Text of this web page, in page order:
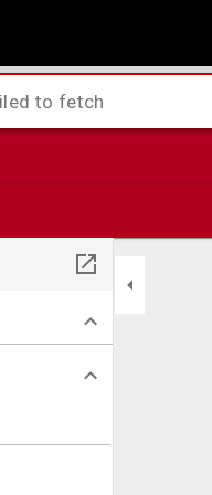
maten en den mètre; met het
to fetch